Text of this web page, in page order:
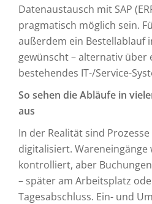
Datenaustausch mit SAP
pragmatisch möglich sein.
außerdem ein Bestellablauf
gewünscht – alternativ über
bestehendes IT-/Service-
So sehen die Abläufe in
aus
In der Realität sind
digitalisiert. Wareneingänge
kontrolliert, aber
– später am Arbeitsplatz
Tagesabschluss. Ein- und